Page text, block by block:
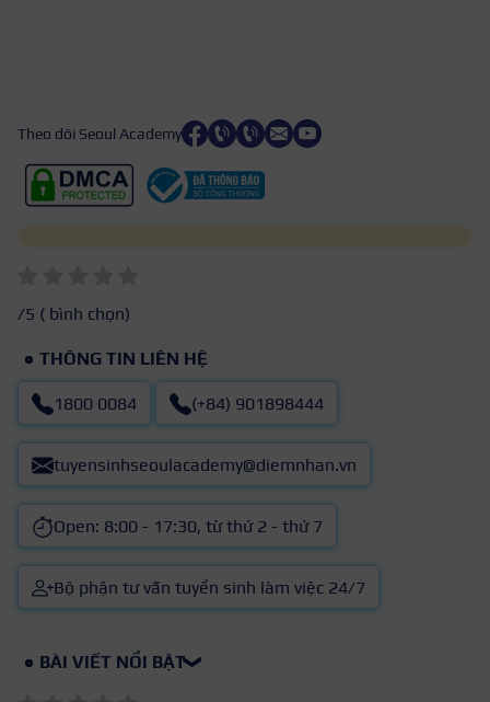
Theo dõi Seoul Academy
/5 ( bình chọn)
THÔNG TIN LIÊN HỆ
1800 0084 (+84) 901898444
tuyensinhseoulacademy@diemnhan.vn
Open: 8:00 - 17:30, từ thứ 2 - thứ 7
Bộ phận tư vấn tuyển sinh làm việc 24/7
BÀI VIẾT NỔI BẬT❯